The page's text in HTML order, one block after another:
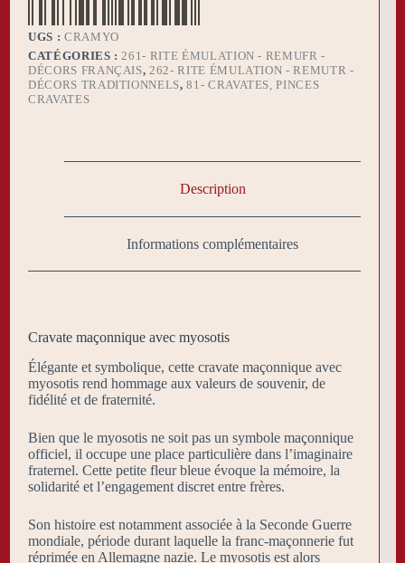
UGS : CRAMYO
CATÉGORIES :261- RITE ÉMULATION - REMUFR -
DÉCORS FRANÇAIS,262- RITE ÉMULATION - REMUTR -
DÉCORS TRADITIONNELS,81- CRAVATES, PINCES
CRAVATES
Description
Informations complémentaires
Cravate maçonnique avec myosotis
Élégante et symbolique, cette cravate maçonnique avec
myosotis rend hommage aux valeurs de souvenir, de
fidélité et de fraternité.
Bien que le myosotis ne soit pas un symbole maçonnique
officiel, il occupe une place particulière dans l’imaginaire
fraternel. Cette petite fleur bleue évoque la mémoire, la
solidarité et l’engagement discret entre frères.
Son histoire est notamment associée à la Seconde Guerre
mondiale, période durant laquelle la franc-maçonnerie fut
réprimée en Allemagne nazie. Le myosotis est alors